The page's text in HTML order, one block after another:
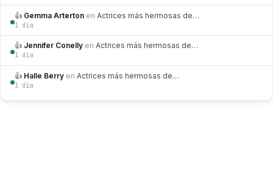
👍 Gemma Arterton en Actrices más hermosas de…
1 día
👍 Jennifer Conelly en Actrices más hermosas de…
1 día
👍 Halle Berry en Actrices más hermosas de…
1 día